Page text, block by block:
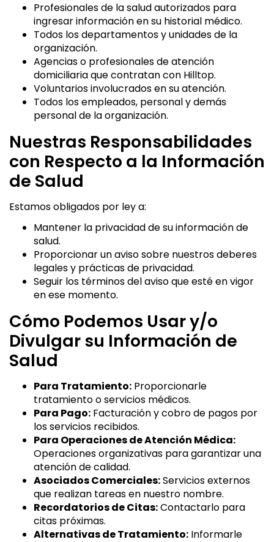
Profesionales de la salud autorizados para
ingresar información en su historial médico.
Todos los departamentos y unidades de la
organización.
Agencias o profesionales de atención
domiciliaria que contratan con Hilltop.
Voluntarios involucrados en su atención.
Todos los empleados, personal y demás
personal de la organización.
Nuestras Responsabilidades
con Respecto a la Información
de Salud
Estamos obligados por ley a:
Mantener la privacidad de su información de
salud.
Proporcionar un aviso sobre nuestros deberes
legales y prácticas de privacidad.
Seguir los términos del aviso que esté en vigor
en ese momento.
Cómo Podemos Usar y/o
Divulgar su Información de
Salud
Para Tratamiento: Proporcionarle
tratamiento o servicios médicos.
Para Pago: Facturación y cobro de pagos por
los servicios recibidos.
Para Operaciones de Atención Médica:
Operaciones organizativas para garantizar una
atención de calidad.
Asociados Comerciales:Servicios externos
que realizan tareas en nuestro nombre.
Recordatorios de Citas:Contactarlo para
citas próximas.
Alternativas de Tratamiento: Informarle